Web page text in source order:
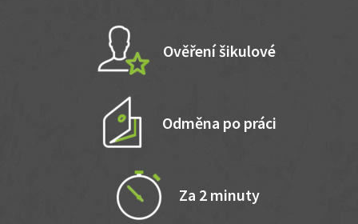
Ověření šikulové
Odměna po práci
Za 2 minuty